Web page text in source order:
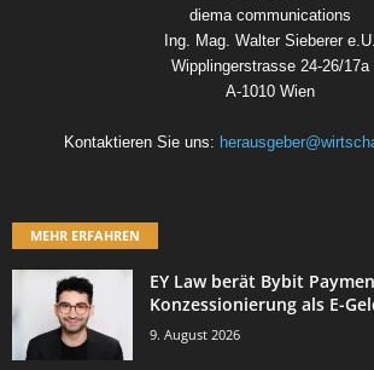
diema communications
Ing. Mag. Walter Sieberer e.U.
Wipplingerstrasse 24-26/17a
A-1010 Wien
Kontaktieren Sie uns:
MEHR ERFAHREN
EY Law berät Bybit
Konzessionierung als E-
9. August 2026